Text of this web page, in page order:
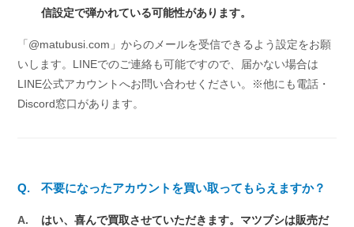
信設定で弾かれている可能性があります。
「@matubusi.com」からのメールを受信できるよう設定をお願
いします。LINEでのご連絡も可能ですので、届かない場合は
LINE公式アカウントへお問い合わせください。※他にも電話・
Discord窓口があります。
Q. 不要になったアカウントを買い取ってもらえますか？
A.
はい、喜んで買取させていただきます。マツブシは販売だ